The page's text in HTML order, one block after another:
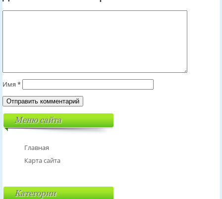
Имя *
Меню сайта
Главная
Карта сайта
Категории